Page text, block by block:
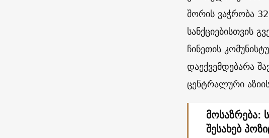
შორის ვაჭრობა
სანქციებისთვის
ჩინეთის
დაექვემდებარა
ცენტრალური
მოსაზრება:
შესახებ